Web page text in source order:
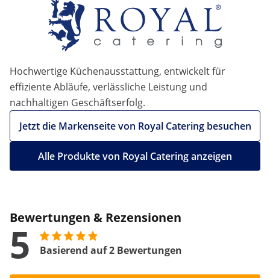
Hochwertige Küchenausstattung, entwickelt für
effiziente Abläufe, verlässliche Leistung und
nachhaltigen Geschäftserfolg.
Jetzt die Markenseite von Royal Catering besuchen
Alle Produkte von Royal Catering anzeigen
Bewertungen & Rezensionen
5 Basierend auf 2 Bewertungen